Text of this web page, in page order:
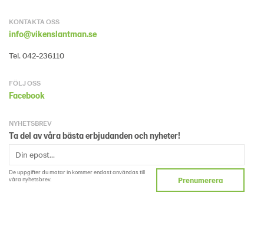
KONTAKTA OSS
info@vikenslantman.se
Tel. 042-236110
FÖLJ OSS
Facebook
NYHETSBREV
Ta del av våra bästa erbjudanden och nyheter!
De uppgifter du matar in kommer endast användas till
våra nyhetsbrev.
Prenumerera